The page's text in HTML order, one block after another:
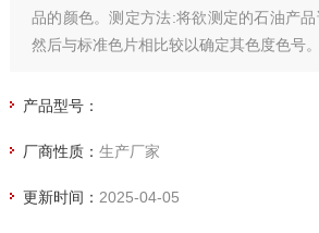
品的颜色。测定方法:将欲测定的石油产品
然后与标准色片相比较以确定其色度色号。
产品型号：
厂商性质： 生产厂家
更新时间： 2025-04-05